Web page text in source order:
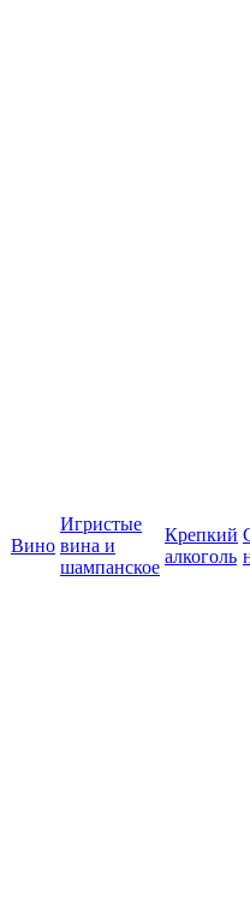
Вино
Игристые
вина и
шампанское
Крепкий
алкоголь